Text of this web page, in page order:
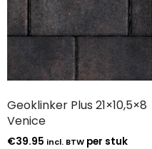
Geoklinker Plus 21×10,5×8
Venice
€39.95 incl. BTW per stuk